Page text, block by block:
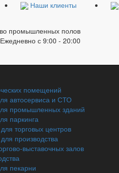
Наши клиенты
промышленных полов
Ежедневно с 9:00 - 20:00
помещений
автосервиса и СТО
промышленных зданий
паркинга
торговых центров
производства
выставочных залов
пекарни